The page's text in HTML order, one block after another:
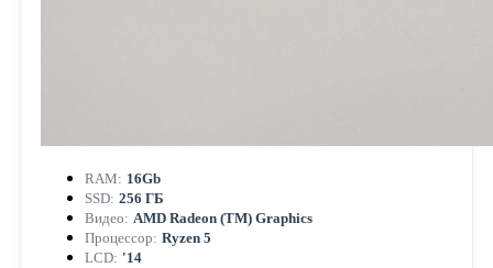
RAM: 16Gb
SSD: 256 ГБ
Видео: AMD Radeon (TM) Graphics
Процессор: Ryzen 5
LCD: '14